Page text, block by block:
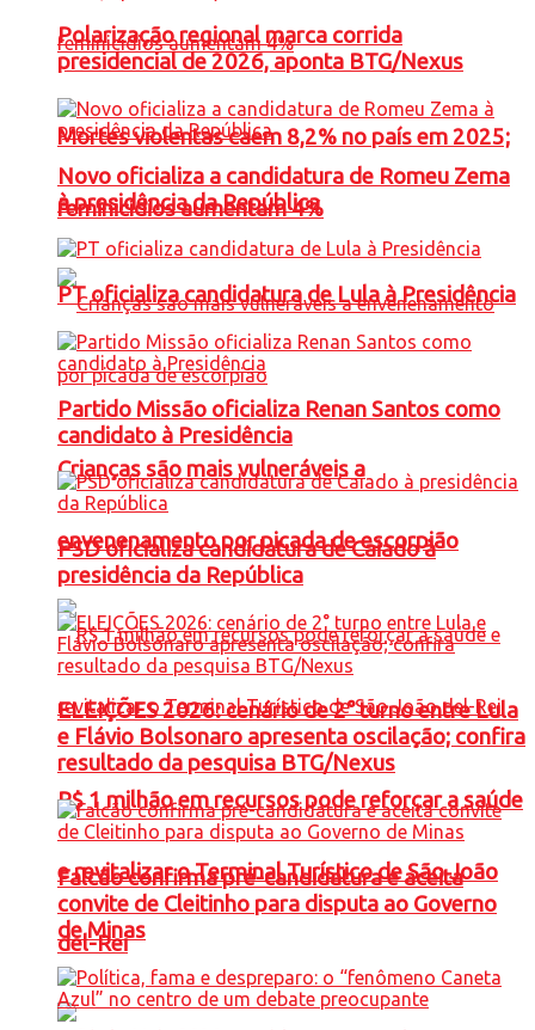
Mortes violentas caem 8,2% no país em 2025;
feminicídios aumentam 4%
Crianças são mais vulneráveis a
envenenamento por picada de escorpião
R$ 1 milhão em recursos pode reforçar a saúde
e revitalizar o Terminal Turístico de São João
del-Rei
Polarização regional marca corrida
presidencial de 2026, aponta BTG/Nexus
Novo oficializa a candidatura de Romeu Zema
à presidência da República
PT oficializa candidatura de Lula à Presidência
Partido Missão oficializa Renan Santos como
candidato à Presidência
PSD oficializa candidatura de Caiado à
presidência da República
ELEIÇÕES 2026: cenário de 2° turno entre Lula
e Flávio Bolsonaro apresenta oscilação; confira
resultado da pesquisa BTG/Nexus
Falcão confirma pré-candidatura e aceita
convite de Cleitinho para disputa ao Governo
de Minas